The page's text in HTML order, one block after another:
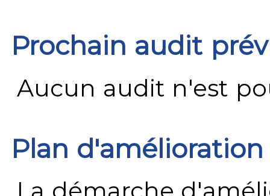
Prochain audit
Aucun audit n'est
Plan